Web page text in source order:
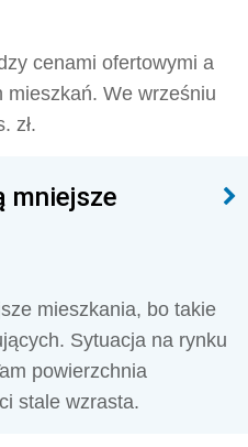
cenami ofertowymi a
We wrześniu
zł.
mniejsze
mieszkania, bo takie
Sytuacja na rynku
powierzchnia
stale wzrasta.